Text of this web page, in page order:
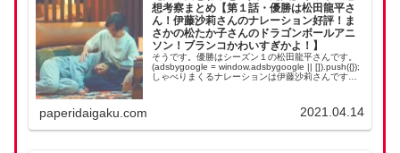
想考察まとめ【第１話・優勝は松田龍平さ
ん！伊藤沙莉さんのナレーション好評！ま
さかの松たか子さんのドラゴンボールアニ
ソン！ブランコかわいすぎかよ！】
そうです。優勝はシーズン１の松田龍平さんです。
(adsbygoogle = window.adsbygoogle || []).push({});
しゃべりまくるナレーションは伊藤沙莉さんです。
paperidaigaku.com 2021.04.14